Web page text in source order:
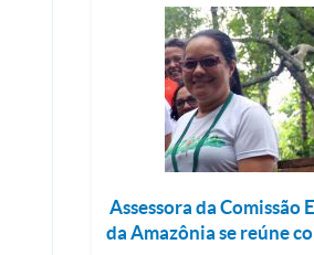
Assessora da Comissão
da Amazônia se reúne